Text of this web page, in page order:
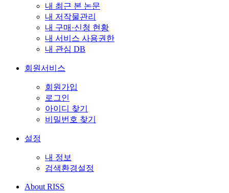
내 최근 본 논문
내 저작물관리
내 구매·신청 현황
내 서비스 사용권한
내 관심 DB
회원서비스
회원가입
로그인
아이디 찾기
비밀번호 찾기
설정
내 정보
검색환경설정
About RISS